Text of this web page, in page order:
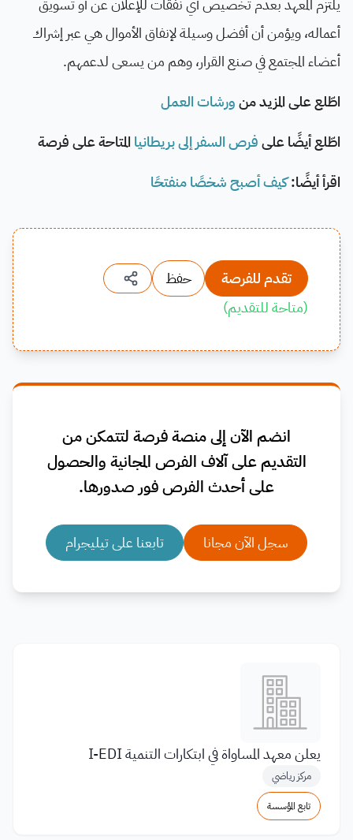
يلتزم المعهد بعدم تخصيص أي نفقات للإعلان عن أو تسويق
أعماله، ويؤمن أن أفضل وسيلة لإنفاق الأموال هي عبر إشراك
أعضاء المجتمع في صنع القرار، وهم من يسعى لدعمهم.
اطّلع على المزيد منورشات العمل
اطّلع أيضًا علىفرص السفر إلى بريطانيا المتاحة على فرصة
اقرأ أيضًا:كيف أصبح شخصًا منفتحًا
تقدم للفرصة
حفظ
(متاحة للتقديم)
انضم الآن إلى منصة فرصة لتتمكن من
التقديم على آلاف الفرص المجانية والحصول
على أحدث الفرص فور صدورها.
سجل الآن مجانا تابعنا على تيليجرام
يعلن معهد المساواة في ابتكارات التنمية I-EDI
مركز رياضي
تابع المؤسسة